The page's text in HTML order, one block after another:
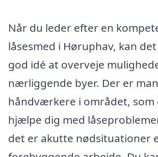
Når du leder efter en
låsesmed i Høruphav, kan
god idé at overveje
nærliggende byer. Der er
håndværkere i området, som
hjælpe dig med
det er akutte nødsituationer